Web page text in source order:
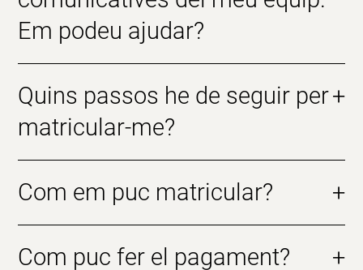
Em podeu ajudar?
Quins passos he de seguir per
matricular-me?
+
Com em puc matricular? +
Com puc fer el pagament? +